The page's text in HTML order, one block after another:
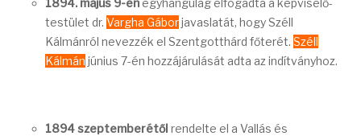
1894. május 9-én egyhangúlag elfogadta a képviselő-
testület dr. Vargha Gáborjavaslatát, hogy Széll
Kálmánról nevezzék el Szentgotthárd főterét. Széll
Kálmán június 7-én hozzájárulását adta az indítványhoz.
1894 szeptemberétől rendelte el a Vallás és